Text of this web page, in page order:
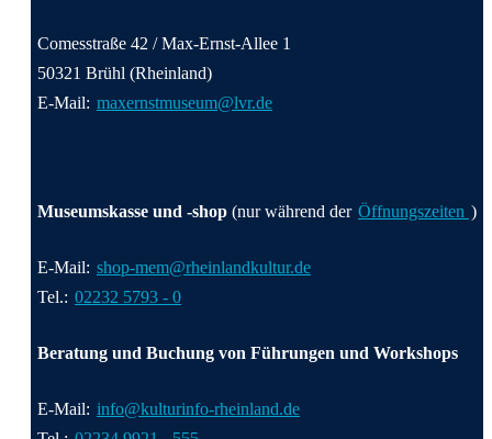
Comesstraße 42 / Max-Ernst-Allee 1
50321 Brühl (Rheinland)
E-Mail: maxernstmuseum@lvr.de
Museumskasse und -shop (nur während der Öffnungszeiten )
E-Mail: shop-mem@rheinlandkultur.de
Tel.: 02232 5793 - 0
Beratung und Buchung von Führungen und Workshops
E-Mail: info@kulturinfo-rheinland.de